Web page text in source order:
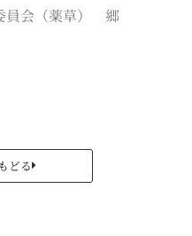
員会（薬草） 郷
どる